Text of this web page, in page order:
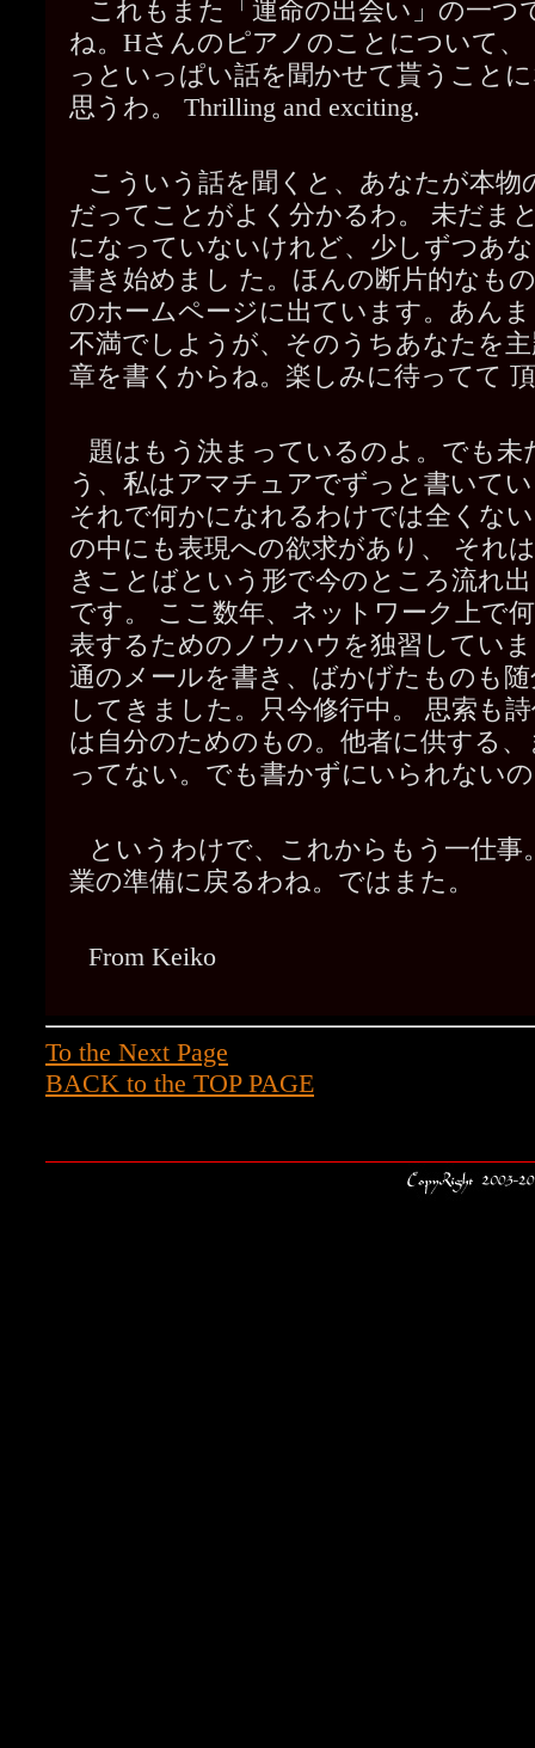
これもまた「運命の出会い」の一つ
ね。Hさんのピアノのことについて、
っといっぱい話を聞かせて貰うこと
思うわ。 Thrilling and exciting.
こういう話を聞くと、あなたが本物
だってことがよく分かるわ。 未だま
になっていないけれど、少しずつあ
書き始めまし た。ほんの断片的なも
のホームページに出ています。あん
不満でしようが、そのうちあなたを
章を書くからね。楽しみに待ってて
題はもう決まっているのよ。でも未
う、私はアマチュアでずっと書いて
それで何かになれるわけでは全くな
の中にも表現への欲求があり、 それ
きことばという形で今のところ流れ
です。 ここ数年、ネットワーク上で
表するためのノウハウを独習してい
通のメールを書き、ばかげたものも
してきました。只今修行中。 思索も
は自分のためのもの。他者に供する
ってない。でも書かずにいられない
というわけで、これからもう一仕事
業の準備に戻るわね。ではまた。
From Keiko
To the Next Page
BACK to the TOP PAGE